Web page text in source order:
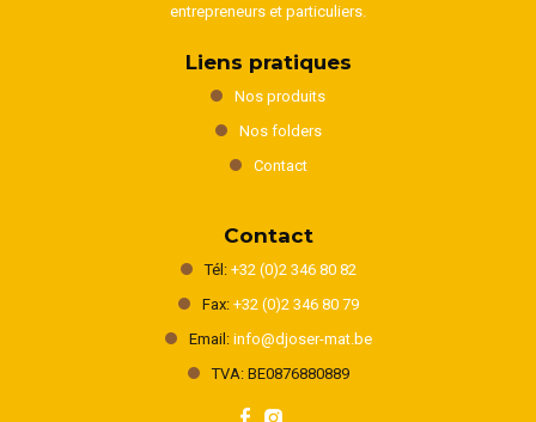
entrepreneurs et particuliers.
Liens pratiques
Nos produits
Nos folders
Contact
Contact
Tél: +32 (0)2 346 80 82
Fax: +32 (0)2 346 80 79
Email: info@djoser-mat.be
TVA: BE0876880889